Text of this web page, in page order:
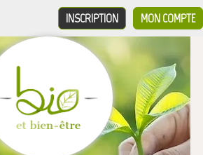
MON COMPTE
INSCRIPTION